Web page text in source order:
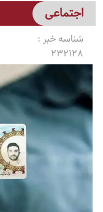
اجتماعی
شناسه خبر :
232128